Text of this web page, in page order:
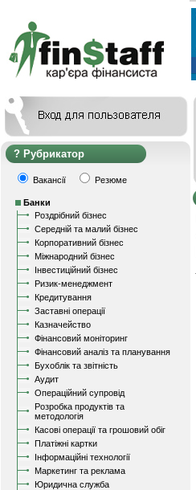
Рубрикатор
Вакансії Резюме
Банки
Роздрібний бізнес
Середній та малий бізнес
Корпоративний бізнес
Міжнародний бізнес
Інвестиційний бізнес
Ризик-менеджмент
Кредитування
Заставні операції
Казначейство
Фінансовий моніторинг
Фінансовий аналіз та планування
Бухоблік та звітність
Аудит
Операційний супровід
Розробка продуктів та
методологія
Касові операції та грошовий обіг
Платіжні картки
Інформаційні технології
Маркетинг та реклама
Юридична служба